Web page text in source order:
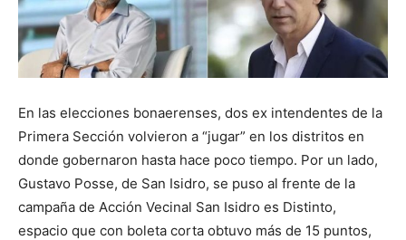
En las elecciones bonaerenses, dos ex intendentes de la
Primera Sección volvieron a “jugar” en los distritos en
donde gobernaron hasta hace poco tiempo. Por un lado,
Gustavo Posse, de San Isidro, se puso al frente de la
campaña de Acción Vecinal San Isidro es Distinto,
espacio que con boleta corta obtuvo más de 15 puntos,